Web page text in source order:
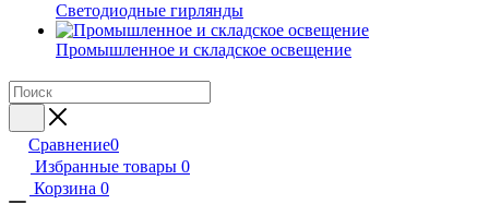
Светодиодные гирлянды
Промышленное и складское освещение
Сравнение0
Избранные товары 0
Корзина 0